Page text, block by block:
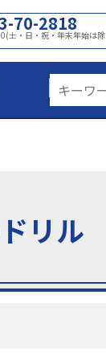
70-2818
土・日・祝・年末年始は除
リル